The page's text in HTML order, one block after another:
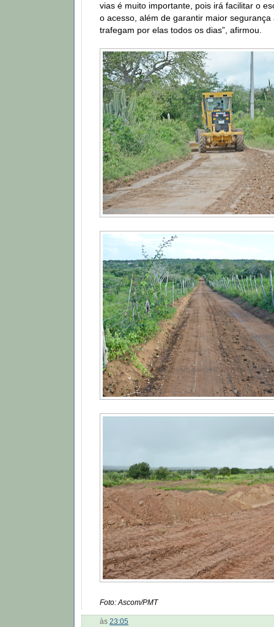
vias é muito importante, pois irá facilitar o
o acesso, além de garantir maior segurança
trafegam por elas todos os dias”, afirmou.
Foto: Ascom/PMT
às 23:05